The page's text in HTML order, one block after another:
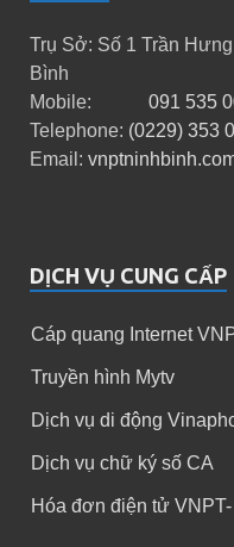
Trụ Sở: Số 1 Trần
Bình
Mobile: 091 535
Telephone: (0229) 353
Email:
DỊCH VỤ CUNG CẤP
Cáp quang Internet
Truyền hình Mytv
Dịch vụ di động
Dịch vụ chữ ký số CA
Hóa đơn điện tử